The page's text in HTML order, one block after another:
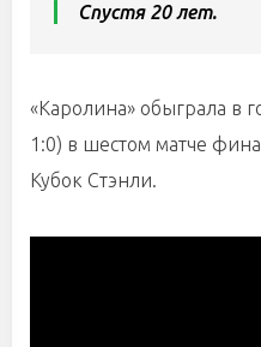
Спустя 20 лет.
«Каролина» обыграла в
1:0) в шестом матче
Кубок Стэнли.